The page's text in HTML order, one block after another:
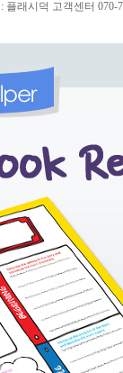
: 플래시덕 고객센터 070-